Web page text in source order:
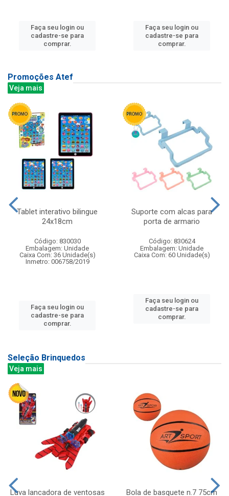
Faça seu login ou
cadastre-se para
comprar.
Faça seu login ou
cadastre-se para
comprar.
Promoções Atef
Veja mais
Tablet interativo bilingue
24x18cm
Código: 830030
Embalagem: Unidade
Caixa Com: 36 Unidade(s)
Inmetro: 006758/2019
Faça seu login ou
cadastre-se para
comprar.
Suporte com alcas para
porta de armario
Código: 830624
Embalagem: Unidade
Caixa Com: 60 Unidade(s)
Faça seu login ou
cadastre-se para
comprar.
Seleção Brinquedos
Veja mais
Luva lancadora de ventosas
Bola de basquete n.7 75cm